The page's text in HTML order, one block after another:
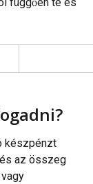
készpénzt
az összeg